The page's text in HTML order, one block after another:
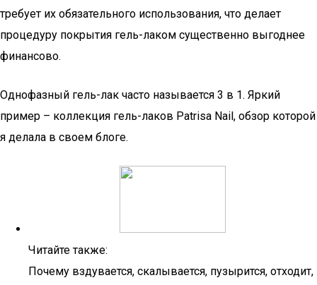
требует их обязательного использования, что делает
процедуру покрытия гель-лаком существенно выгоднее
финансово.
Однофазный гель-лак часто называется 3 в 1. Яркий
пример – коллекция гель-лаков Patrisa Nail, обзор которой
я делала в своем блоге.
Читайте также:
Почему вздувается, скалывается, пузырится, отходит,